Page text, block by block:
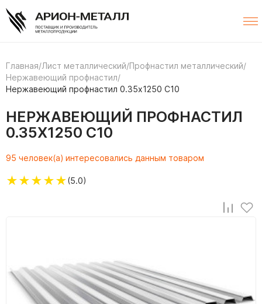
Главная/Лист металлический/Профнастил металлический/
Нержавеющий профнастил/
Нержавеющий профнастил 0.35х1250 С10
НЕРЖАВЕЮЩИЙ ПРОФНАСТИЛ
0.35Х1250 С10
95 человек(а) интересовались данным товаром
★★★★★(5.0)